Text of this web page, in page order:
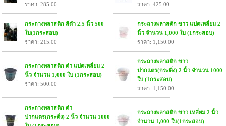
ราคา: 285.00
ราคา: 425.00
กระถางพลาสติก สีดำ 2.5 นิ้ว 500
ใบ(1กระสอบ)
ราคา: 215.00
กระถางพลาสติก ขาว แปดเหลี่ยม 2
นิ้ว จำนวน 1,000 ใบ (1กระสอบ)
ราคา: 1,150.00
กระถางพลาสติก ดำ แปดเหลี่ยม 2
นิ้ว จำนวน 1,000 ใบ (1กระสอบ)
ราคา: 500.00
กระถางพลาสติก ขาว
ปากแตร(กระดิ่ง) 2 นิ้ว จำนวน 1000
ใบ (1กระสอบ)
ราคา: 1,150.00
กระถางพลาสติก ดำ
ปากแตร(กระดิ่ง) 2 นิ้ว จำนวน 1000
กระถางพลาสติก ขาว เหลี่ยม 2 นิ้ว
จำนวน 1,000 ใบ(1กระสอบ)